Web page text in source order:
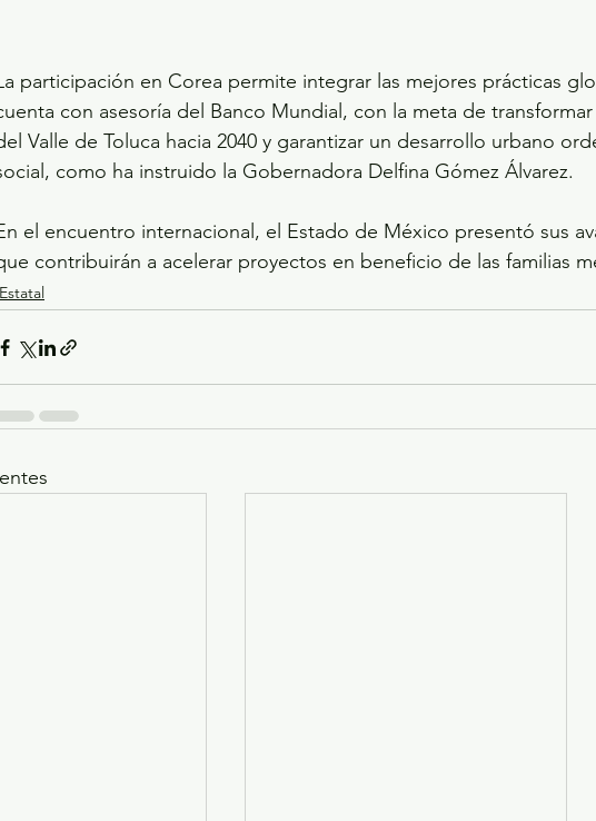
participación en Corea permite integrar las mejores prácticas
con asesoría del Banco Mundial, con la meta de
Valle de Toluca hacia 2040 y garantizar un desarrollo urbano
como ha instruido la Gobernadora Delfina Gómez Álvarez.
el encuentro internacional, el Estado de México presentó sus
contribuirán a acelerar proyectos en beneficio de las familias
Estatal